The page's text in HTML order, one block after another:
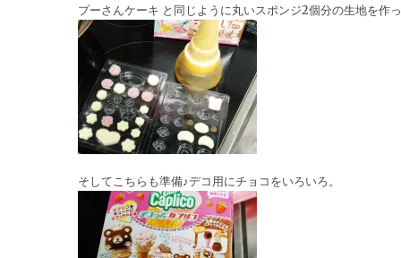
プーさんケーキ と同じように丸いスポンジ2個分の生地を作
そしてこちらも準備♪デコ用にチョコをいろいろ。